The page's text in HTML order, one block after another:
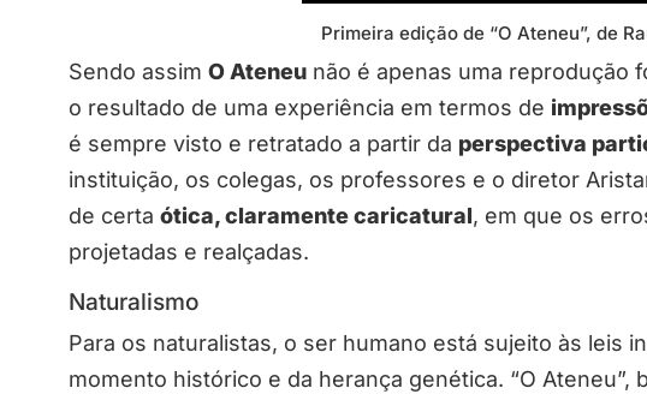
Primeira edição de “O Ateneu”, de
Sendo assim O Ateneu não é apenas uma reprodução
o resultado de uma experiência em termos de
é sempre visto e retratado a partir da perspectiva
instituição, os colegas, os professores e o diretor
de certa ótica, claramente caricatural, em que os
projetadas e realçadas.
Naturalismo
Para os naturalistas, o ser humano está sujeito às leis
momento histórico e da herança genética. “O Ateneu”,